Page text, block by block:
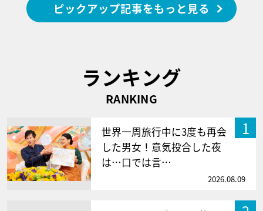
ピックアップ記事をもっと見る
ランキング
RANKING
1
世界一周旅行中に3度も再会
した男女！意気投合した夜
は…口では言…
2026.08.09